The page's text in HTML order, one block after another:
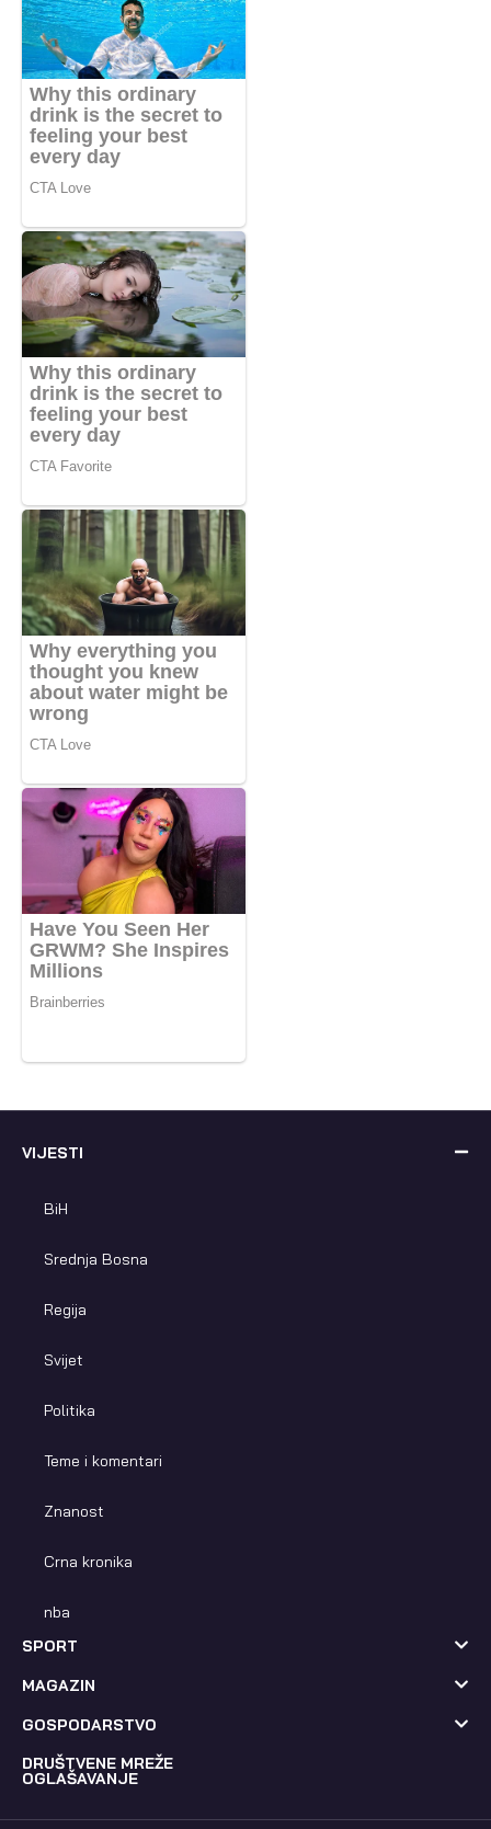
VIJESTI
BiH
Srednja Bosna
Regija
Svijet
Politika
Teme i komentari
Znanost
Crna kronika
nba
SPORT
MAGAZIN
GOSPODARSTVO
DRUŠTVENE MREŽE
OGLAŠAVANJE